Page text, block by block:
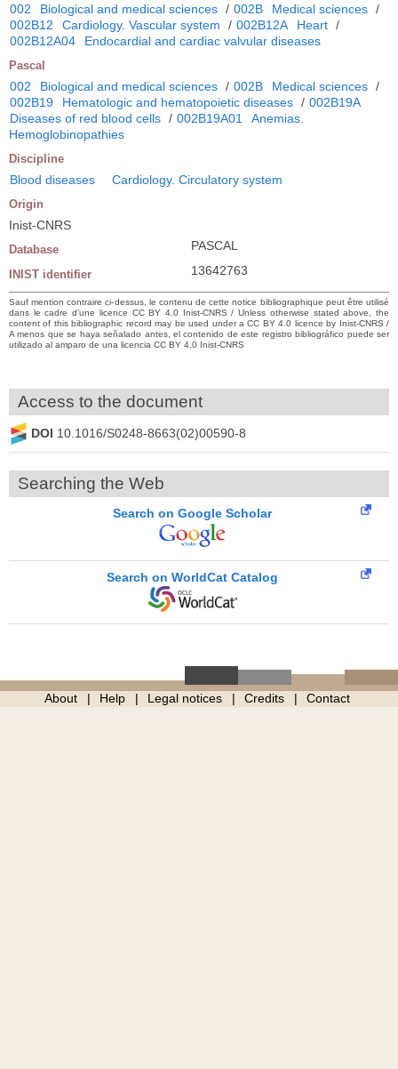
002 Biological and medical sciences / 002B Medical sciences /
002B12
Cardiology. Vascular system / 002B12A Heart /
002B12A04
Endocardial and cardiac valvular diseases
Pascal
002 Biological and medical sciences / 002B Medical sciences /
002B19
Hematologic and hematopoietic diseases / 002B19A
Diseases of red blood cells / 002B19A01
Anemias.
Hemoglobinopathies
Discipline
Blood diseases Cardiology. Circulatory system
Origin
Inist-CNRS
Database PASCAL
INIST identifier 13642763
Sauf mention contraire ci-dessus, le contenu de cette notice bibliographique peut être utilisé
dans le cadre d’une licence CC BY 4.0 Inist-CNRS / Unless otherwise stated above, the
content of this bibliographic record may be used under a CC BY 4.0 licence by Inist-CNRS /
A menos que se haya señalado antes, el contenido de este registro bibliográfico puede ser
utilizado al amparo de una licencia CC BY 4.0 Inist-CNRS
Access to the document
DOI 10.1016/S0248-8663(02)00590-8
Searching the Web
Search on Google Scholar
Search on WorldCat Catalog
About Help Legal notices Credits Contact